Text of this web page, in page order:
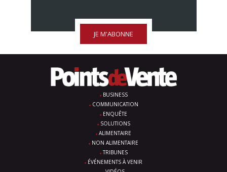
JE M'ABONNE
BUSINESS
COMMUNICATION
ENQUÊTE
SOLUTIONS
ALIMENTAIRE
NON ALIMENTAIRE
TRIBUNES
ÉVÉNEMENTS À VENIR